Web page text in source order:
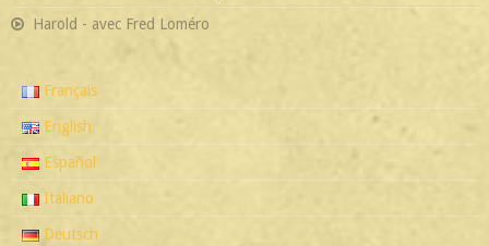
Harold - avec Fred Loméro
Français
English
Español
Italiano
Deutsch